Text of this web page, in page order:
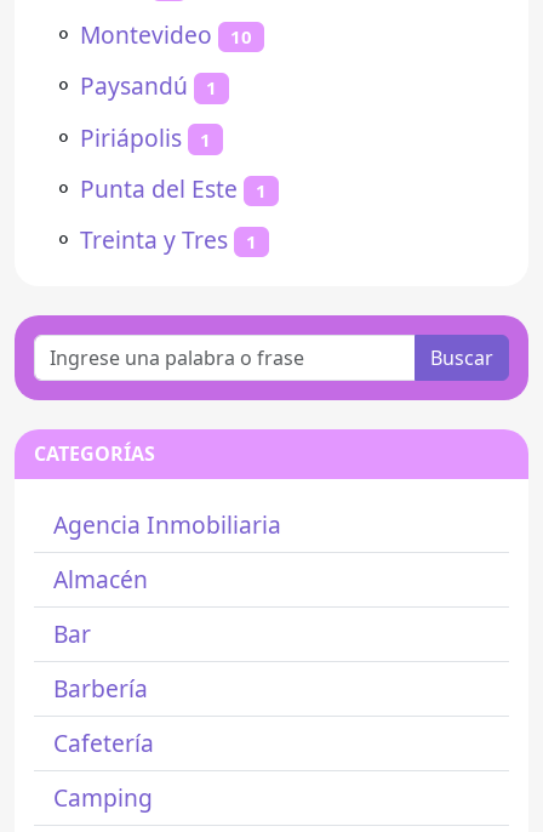
⚬ Montevideo 10
⚬ Paysandú 1
⚬ Piriápolis 1
⚬ Punta del Este 1
⚬ Treinta y Tres 1
Buscar
CATEGORÍAS
Agencia Inmobiliaria
Almacén
Bar
Barbería
Cafetería
Camping